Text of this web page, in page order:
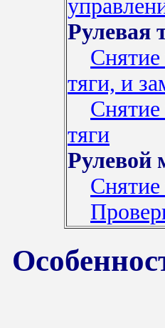
Рулевая
Снятие
тяги, и
Снятие
тяги
Рулевой
Снятие